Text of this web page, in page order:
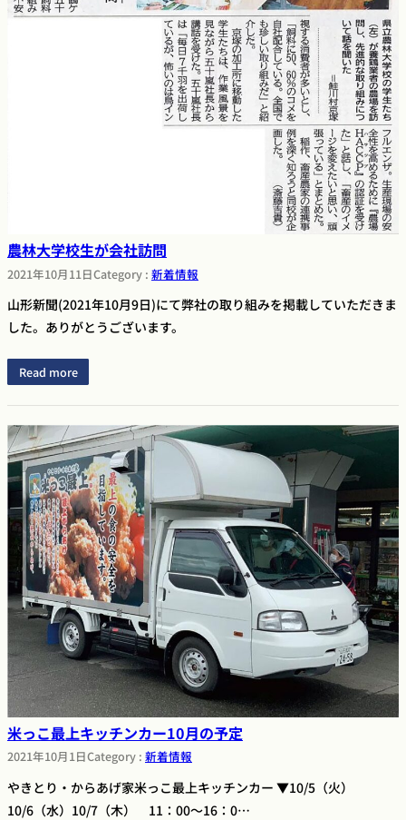
農林大学校生が会社訪問
2021年10月11日Category : 新着情報
山形新聞(2021年10月9日)にて弊社の取り組みを掲載していただきま
した。ありがとうございます。
Read more
米っこ最上キッチンカー10月の予定
2021年10月1日Category : 新着情報
やきとり・からあげ家米っこ最上キッチンカー ▼10/5（火）
10/6（水）10/7（木） 11：00～16：0…